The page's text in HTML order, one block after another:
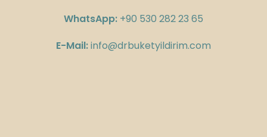
WhatsApp: +90 530 282 23 65
E-Mail:info@drbuketyildirim.com